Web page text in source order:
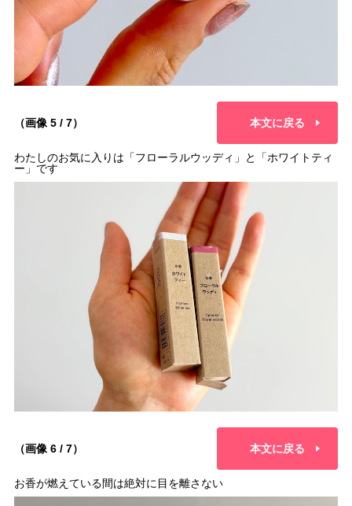
（画像 5 / 7） 本文に戻る
わたしのお気に入りは「フローラルウッディ」と「ホワイトティ
ー」です
（画像 6 / 7） 本文に戻る
お香が燃えている間は絶対に目を離さない